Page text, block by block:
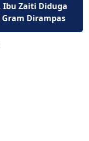
Ibu Zaiti Diduga
Gram Dirampas